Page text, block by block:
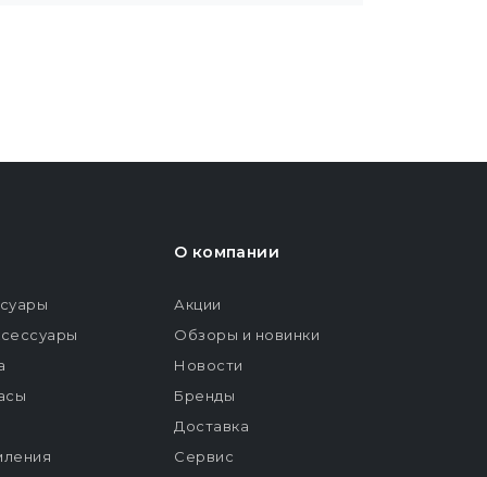
О компании
Акции
Обзоры и новинки
Новости
Бренды
Доставка
Сервис